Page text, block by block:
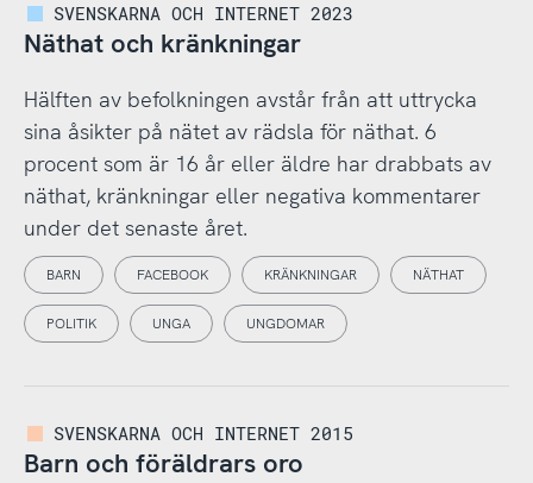
SVENSKARNA OCH INTERNET 2023
Näthat och kränkningar
Hälften av befolkningen avstår från att uttrycka
sina åsikter på nätet av rädsla för näthat. 6
procent som är 16 år eller äldre har drabbats av
näthat, kränkningar eller negativa kommentarer
under det senaste året.
BARN FACEBOOK KRÄNKNINGAR NÄTHAT
POLITIK UNGA UNGDOMAR
SVENSKARNA OCH INTERNET 2015
Barn och föräldrars oro